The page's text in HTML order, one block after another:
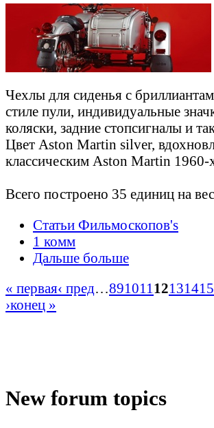
Чехлы для сиденья с
стиле пули, индивидуальные
коляски, задние стопсигналы и
Цвет Aston Martin silver,
классическим Aston Martin 1960-
Всего построено 35 единиц на
Статьи Фильмоскопов's
1 комм
Дальше больше
« первая‹ пред…891011 12131415
›конец »
New forum topics